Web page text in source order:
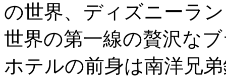
の世界、ディズニーラ
世界の第一線の贅沢な
ホテルの前身は南洋兄